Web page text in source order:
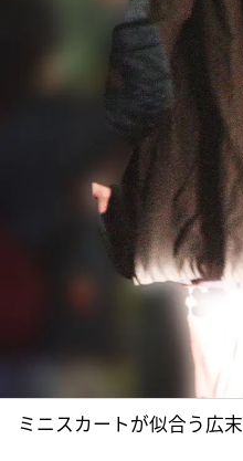
ミニスカートが似合う広末